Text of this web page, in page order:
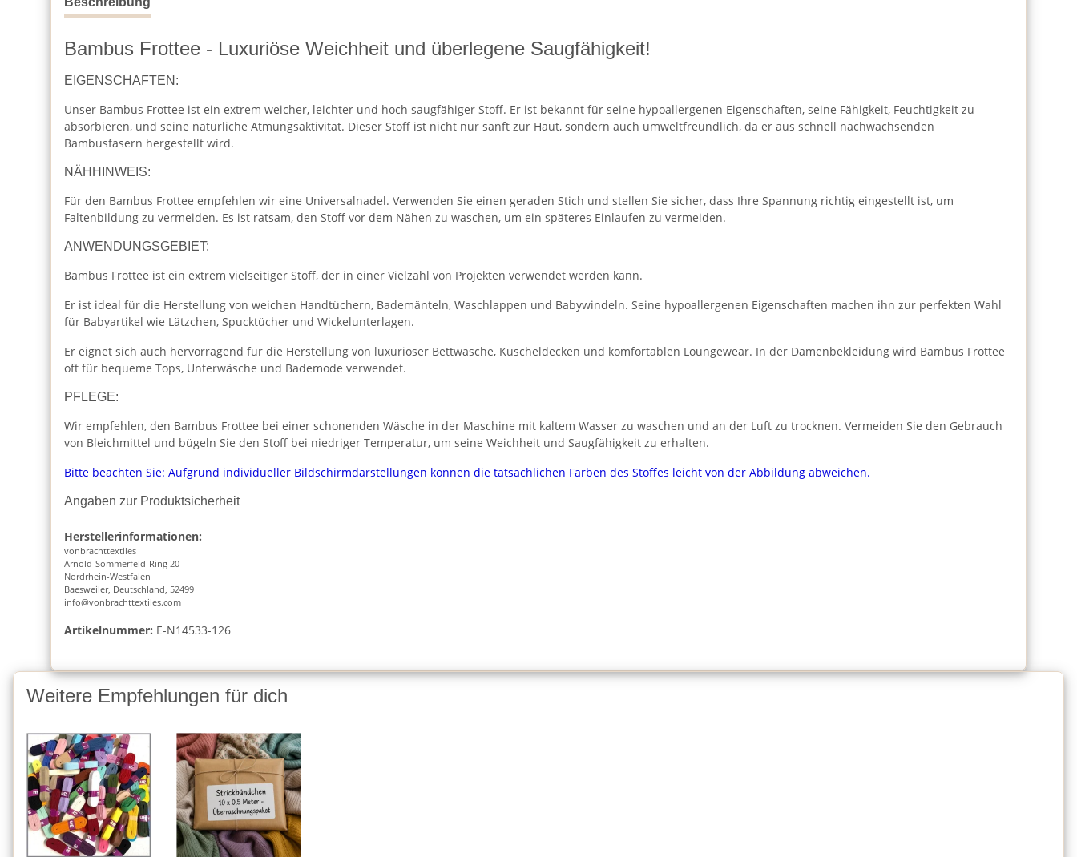
Bambus Frottee - Luxuriöse Weichheit und überlegene Saugfähigkeit!
EIGENSCHAFTEN:
Unser Bambus Frottee ist ein extrem weicher, leichter und hoch saugfähiger Stoff. Er ist bekannt für seine hypoallergenen Eigenschaften, seine Fähigkeit, Feuchtigkeit zu
absorbieren, und seine natürliche Atmungsaktivität. Dieser Stoff ist nicht nur sanft zur Haut, sondern auch umweltfreundlich, da er aus schnell nachwachsenden
Bambusfasern hergestellt wird.
NÄHHINWEIS:
Für den Bambus Frottee empfehlen wir eine Universalnadel. Verwenden Sie einen geraden Stich und stellen Sie sicher, dass Ihre Spannung richtig eingestellt ist, um
Faltenbildung zu vermeiden. Es ist ratsam, den Stoff vor dem Nähen zu waschen, um ein späteres Einlaufen zu vermeiden.
ANWENDUNGSGEBIET:
Bambus Frottee ist ein extrem vielseitiger Stoff, der in einer Vielzahl von Projekten verwendet werden kann.
Er ist ideal für die Herstellung von weichen Handtüchern, Bademänteln, Waschlappen und Babywindeln. Seine hypoallergenen Eigenschaften machen ihn zur perfekten Wahl
für Babyartikel wie Lätzchen, Spucktücher und Wickelunterlagen.
Er eignet sich auch hervorragend für die Herstellung von luxuriöser Bettwäsche, Kuscheldecken und komfortablen Loungewear. In der Damenbekleidung wird Bambus Frottee
oft für bequeme Tops, Unterwäsche und Bademode verwendet.
PFLEGE:
Wir empfehlen, den Bambus Frottee bei einer schonenden Wäsche in der Maschine mit kaltem Wasser zu waschen und an der Luft zu trocknen. Vermeiden Sie den Gebrauch
von Bleichmittel und bügeln Sie den Stoff bei niedriger Temperatur, um seine Weichheit und Saugfähigkeit zu erhalten.
Bitte beachten Sie: Aufgrund individueller Bildschirmdarstellungen können die tatsächlichen Farben des Stoffes leicht von der Abbildung abweichen.
Angaben zur Produktsicherheit
Herstellerinformationen:
vonbrachttextiles
Arnold-Sommerfeld-Ring 20
Nordrhein-Westfalen
Baesweiler, Deutschland, 52499
info@vonbrachttextiles.com
Artikelnummer: E-N14533-126
Weitere Empfehlungen für dich